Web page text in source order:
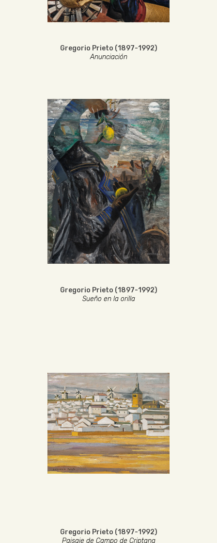
Gregorio Prieto (1897-1992)
Anunciación
Gregorio Prieto (1897-1992)
Sueño en la orilla
Gregorio Prieto (1897-1992)
Paisaje de Campo de Criptana